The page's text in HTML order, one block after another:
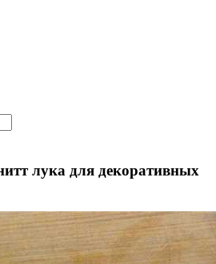
лука для декоративных